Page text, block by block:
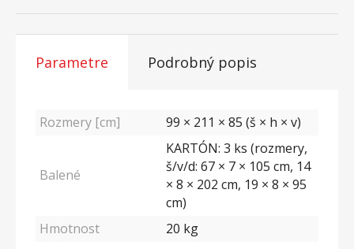
Parametre Podrobný popis
Rozmery [cm] 99 × 211 × 85 (š × h × v)
Balené
KARTÓN: 3 ks (rozmery,
š/v/d: 67 × 7 × 105 cm, 14
× 8 × 202 cm, 19 × 8 × 95
cm)
Hmotnost
20 kg